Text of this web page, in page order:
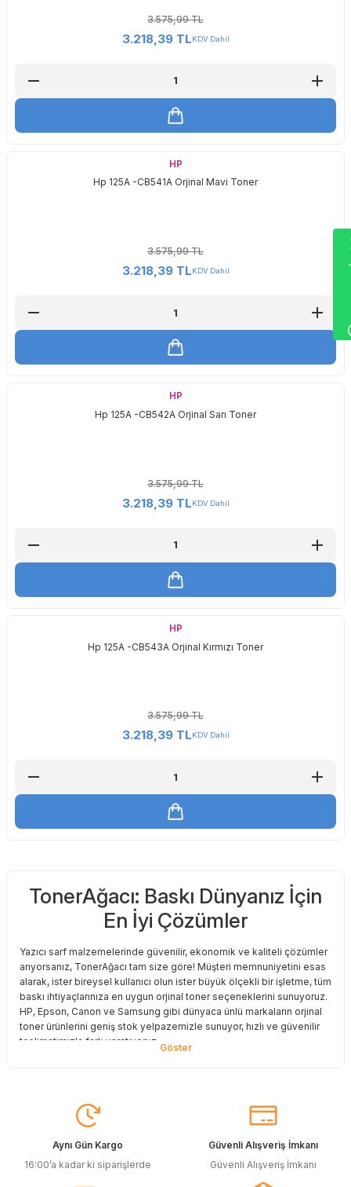
3.575,99 TL
3.218,39 TLKDV Dahil
HP
Hp 125A -CB541A Orjinal Mavi Toner
3.575,99 TL
3.218,39 TLKDV Dahil
HP
Hp 125A -CB542A Orjinal Sarı Toner
3.575,99 TL
3.218,39 TLKDV Dahil
HP
Hp 125A -CB543A Orjinal Kırmızı Toner
3.575,99 TL
3.218,39 TLKDV Dahil
TonerAğacı: Baskı Dünyanız İçin
En İyi Çözümler
Yazıcı sarf malzemelerinde güvenilir, ekonomik ve kaliteli çözümler
arıyorsanız, TonerAğacı tam size göre! Müşteri memnuniyetini esas
alarak, ister bireysel kullanıcı olun ister büyük ölçekli bir işletme, tüm
baskı ihtiyaçlarınıza en uygun orjinal toner seçeneklerini sunuyoruz.
HP, Epson, Canon ve Samsung gibi dünyaca ünlü markaların orjinal
toner ürünlerini geniş stok yelpazemizle sunuyor, hızlı ve güvenilir
teslimatımızla fark yaratıyoruz.
istiyorsunuz? O halde muadil toner çözümlerimize göz atmalısınız!
Muadil toner ürünlerimiz, orijinal kalitesine en yakın performansı
sunacak şekilde test edilmiştir. Böylece, baskı kalitenizden ödün
vermeden bütçenizi koruyabilirsiniz. Özellikle büyük hacimli
baskılar yapan işletmeler için muadil toner, tasarruf sağlamanın en
akıllı yollarından biri!
Aynı Gün Kargo
16:00’a kadar ki siparişlerde
Güvenli Alışveriş İmkanı
Güvenli Alışveriş İmkanı